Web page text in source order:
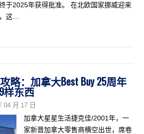
于2025年获得批准。 在北欧国家挪威迎来
这…
略：加拿大Best Buy 25周年
样东西
04 月 17 日
加拿大星星生活捷克佳/2001年，一
家新晋加拿大零售商横空出世，席卷